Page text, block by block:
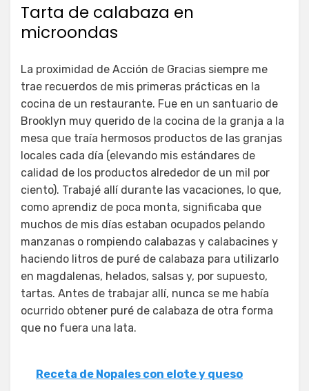
Tarta de calabaza en
microondas
La proximidad de Acción de Gracias siempre me
trae recuerdos de mis primeras prácticas en la
cocina de un restaurante. Fue en un santuario de
Brooklyn muy querido de la cocina de la granja a la
mesa que traía hermosos productos de las granjas
locales cada día (elevando mis estándares de
calidad de los productos alrededor de un mil por
ciento). Trabajé allí durante las vacaciones, lo que,
como aprendiz de poca monta, significaba que
muchos de mis días estaban ocupados pelando
manzanas o rompiendo calabazas y calabacines y
haciendo litros de puré de calabaza para utilizarlo
en magdalenas, helados, salsas y, por supuesto,
tartas. Antes de trabajar allí, nunca se me había
ocurrido obtener puré de calabaza de otra forma
que no fuera una lata.
Receta de Nopales con elote y queso